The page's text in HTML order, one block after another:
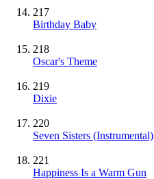
217
Birthday Baby
218
Oscar's Theme
219
Dixie
220
Seven Sisters (Instrumental)
221
Happiness Is a Warm Gun